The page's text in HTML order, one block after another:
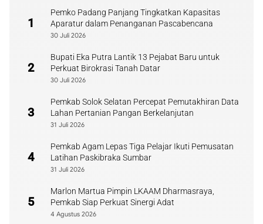
1
Pemko Padang Panjang Tingkatkan Kapasitas
Aparatur dalam Penanganan Pascabencana
30 Juli 2026
2
Bupati Eka Putra Lantik 13 Pejabat Baru untuk
Perkuat Birokrasi Tanah Datar
30 Juli 2026
3
Pemkab Solok Selatan Percepat Pemutakhiran Data
Lahan Pertanian Pangan Berkelanjutan
31 Juli 2026
4
Pemkab Agam Lepas Tiga Pelajar Ikuti Pemusatan
Latihan Paskibraka Sumbar
31 Juli 2026
5
Marlon Martua Pimpin LKAAM Dharmasraya,
Pemkab Siap Perkuat Sinergi Adat
4 Agustus 2026